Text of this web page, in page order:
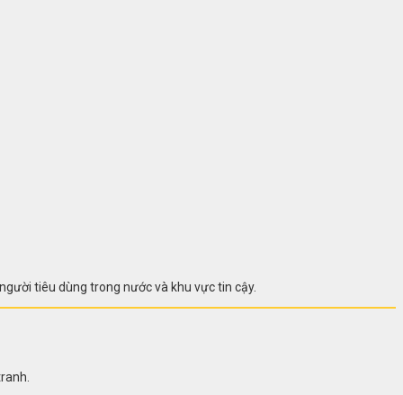
tiêu dùng trong nước và khu vực tin cậy.